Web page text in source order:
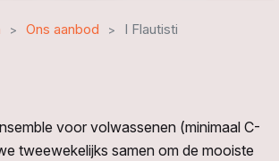
Ons aanbod I Flautisti
voor volwassenen (minimaal C-
tweewekelijks samen om de mooiste